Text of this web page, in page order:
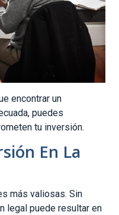
encontrar un
puedes
tu inversión.
En La
más valiosas. Sin
legal puede resultar en